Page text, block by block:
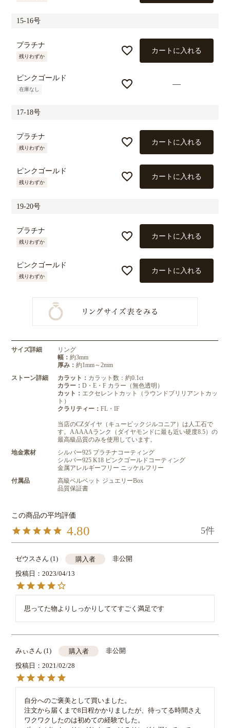
15-16号
プラチナ
残りわずか
カートに入れる
ピンクゴールド
在庫なし
—
17-18号
プラチナ
残りわずか
カートに入れる
ピンクゴールド
残りわずか
カートに入れる
19-20号
プラチナ
残りわずか
カートに入れる
ピンクゴールド
残りわずか
カートに入れる
サイズ詳細
リング
幅：約3mm
厚み：約1mm～2mm
ストーン詳細
カラット： カラット数：約0.1ct
カラー：D・E・F カラー（無色透明）
カット： エクセレントカット（ラウンドブリリアントカッ
ト）
クラリティー：FL・IF
当店のCZダイヤ（キュービックジルコニア）は人工石で
す。AAAAAランク（ダイヤモンドに最も近い硬度8.5）の
最高級品質のみを使用しています。
地金素材
シルバー925 プラチナコーティング
シルバー925 K18 ピンクゴールドコーティング
金属アレルギーフリー ニッケルフリー
付属品
高級ベルベット ジュエリーBox
品質保証書
4.80 5
ゼウス 1 購入者
非公開
投稿日
2023/04/13
思ってた物よりしっかりしててすごく満足です
みぃ 1 購入者
非公開
投稿日
2021/02/28
自分へのご褒美として買いました。
注文から届くまで8日程かかりましたが、待ってる時間さえ
ワクワクしたのは初めての経験でした。